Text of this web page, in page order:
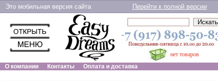
Это мобильная версия сайта Перейти к полной версии
нет товаров
О компании
Контакты Оплата и доставка